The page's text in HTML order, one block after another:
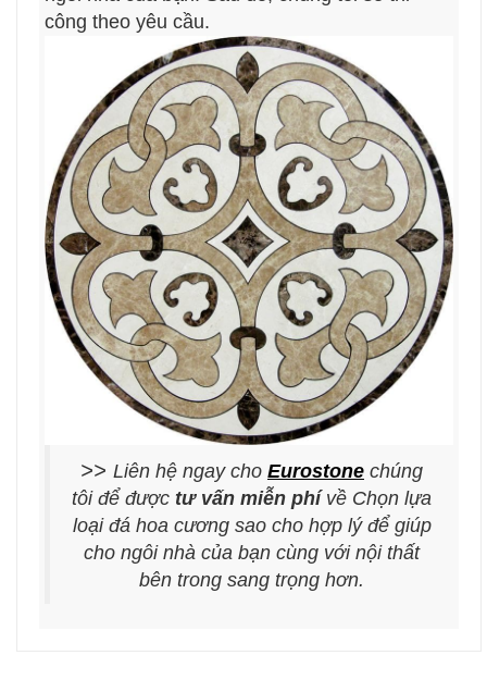
công theo yêu cầu.
>> Liên hệ ngay cho Eurostone chúng
tôi để được tư vấn miễn phívề Chọn lựa
loại đá hoa cương sao cho hợp lý để giúp
cho ngôi nhà của bạn cùng với nội thất
bên trong sang trọng hơn.